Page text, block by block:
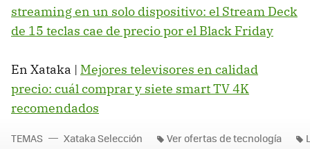
streaming en un solo dispositivo: el Stream Deck
de 15 teclas cae de precio por el Black Friday
En Xataka | Mejores televisores en calidad
precio: cuál comprar y siete smart TV 4K
recomendados
TEMAS Xataka Selección Ver ofertas de tecnología